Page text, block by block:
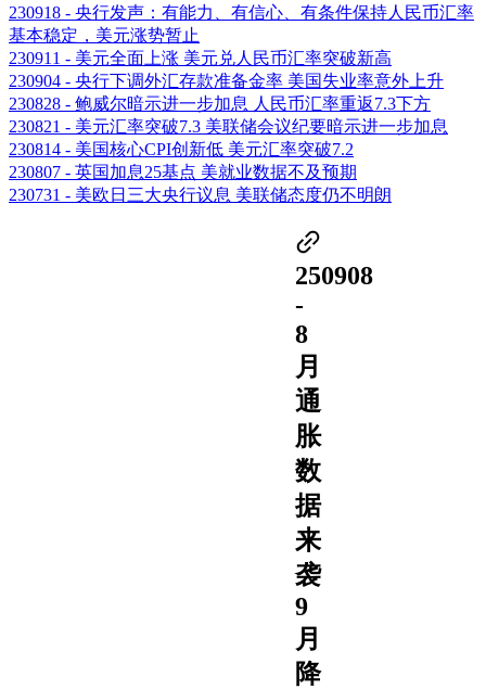
230918 - 央行发声：有能力、有信心、有条件保持人民币汇率
基本稳定，美元涨势暂止
230911 - 美元全面上涨 美元兑人民币汇率突破新高
230904 - 央行下调外汇存款准备金率 美国失业率意外上升
230828 - 鲍威尔暗示进一步加息 人民币汇率重返7.3下方
230821 - 美元汇率突破7.3 美联储会议纪要暗示进一步加息
230814 - 美国核心CPI创新低 美元汇率突破7.2
230807 - 英国加息25基点 美就业数据不及预期
230731 - 美欧日三大央行议息 美联储态度仍不明朗
250908
-
8
月
通
胀
数
据
来
袭
9
月
降